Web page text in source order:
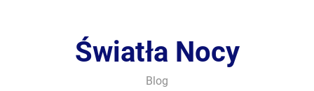
Światła Nocy
Blog